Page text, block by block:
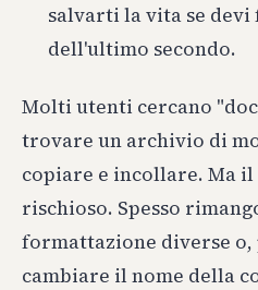
salvarti la vita se
dell'ultimo secondo.
Molti utenti cercano
trovare un archivio di
copiare e incollare. Ma
rischioso. Spesso
formattazione diverse
cambiare il nome della